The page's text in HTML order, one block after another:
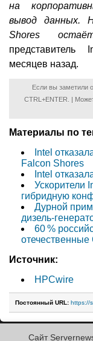
на
вывод данных.
Shores
представитель
месяцев назад.
Если вы
CTRL+ENTER. |
Материалы по
Intel
Falcon Shores
Intel
Ускорители
гибридную
Дурной
дизель-
60 %
Источник:
HPCwire
Постоянный URL: https://
Сайт